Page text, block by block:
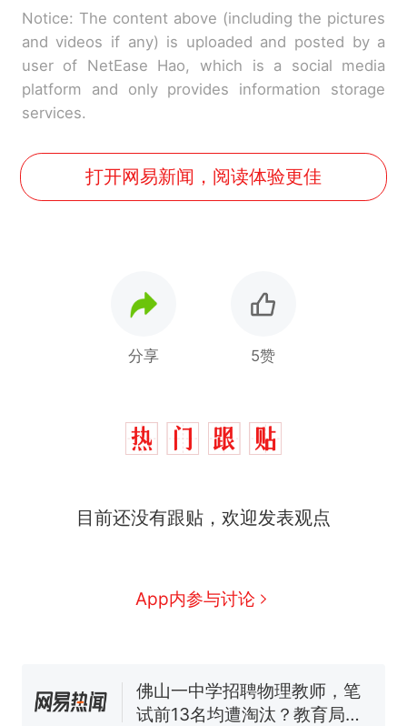
Notice: The content above (including the pictures
and videos if any) is uploaded and posted by a
user of NetEase Hao, which is a social media
platform and only provides information storage
services.
打开网易新闻，阅读体验更佳
分享 5赞
目前还没有跟贴，欢迎发表观点
App内参与讨论
人生
新 费大厨“全国小炒肉大王”称
号，仅凭视频评出？中国烹饪
佛山一中学招聘物理教师，笔
试前13名均遭淘汰？教育局：